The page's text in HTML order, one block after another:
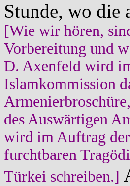
Stunde, wo die
[Wie wir hören,
Vorbereitung und
D. Axenfeld wird
Islamkommission
des Auswärtigen
wird im Auftrag der
furchtbaren
Türkei schreiben.]